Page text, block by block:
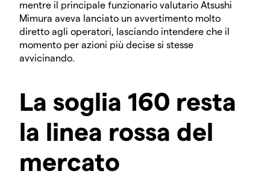
mentre il principale funzionario valutario Atsushi
Mimura aveva lanciato un avvertimento molto
diretto agli operatori, lasciando intendere che il
momento per azioni più decise si stesse
avvicinando.
La soglia 160 resta
la linea rossa del
mercato